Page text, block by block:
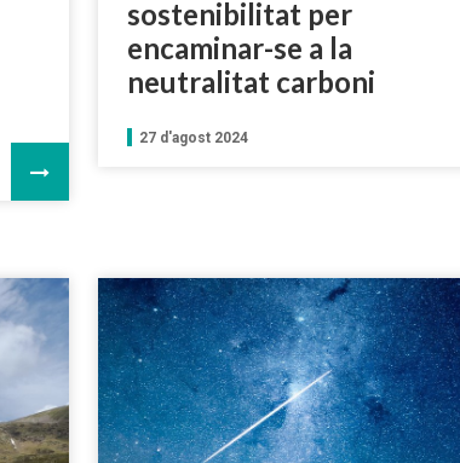
sostenibilitat per
encaminar-se a la
neutralitat carboni
27 d'agost 2024